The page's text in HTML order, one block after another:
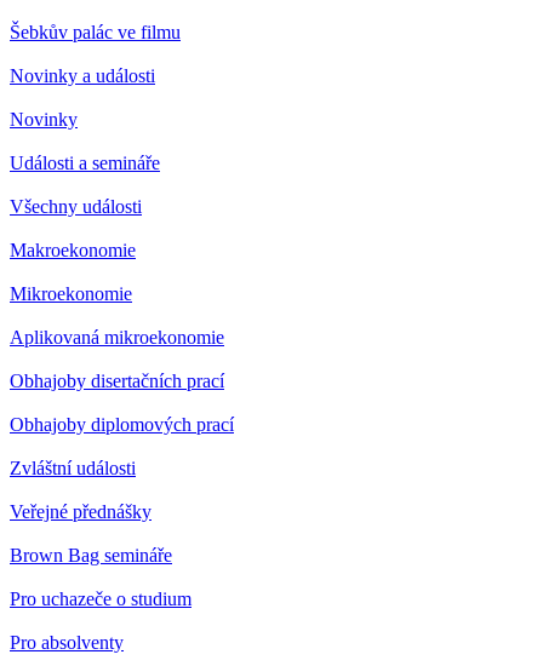
Šebkův palác ve filmu
Novinky a události
Novinky
Události a semináře
Všechny události
Makroekonomie
Mikroekonomie
Aplikovaná mikroekonomie
Obhajoby disertačních prací
Obhajoby diplomových prací
Zvláštní události
Veřejné přednášky
Brown Bag semináře
Pro uchazeče o studium
Pro absolventy